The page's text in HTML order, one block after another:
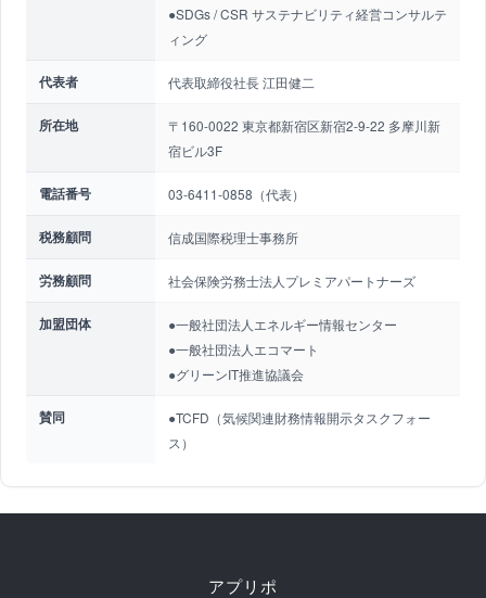
●SDGs / CSR サステナビリティ経営コンサルテ
ィング
代表者 代表取締役社長 江田健二
所在地
〒160-0022 東京都新宿区新宿2-9-22 多摩川新
宿ビル3F
電話番号 03-6411-0858（代表）
税務顧問 信成国際税理士事務所
労務顧問 社会保険労務士法人プレミアパートナーズ
加盟団体
●一般社団法人エネルギー情報センター
●一般社団法人エコマート
●グリーンIT推進協議会
賛同
●TCFD（気候関連財務情報開示タスクフォー
ス）
アプリポ